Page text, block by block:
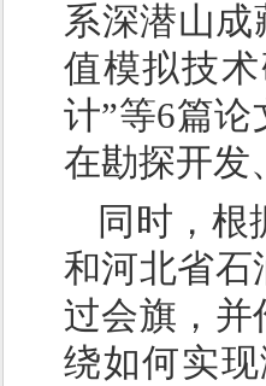
系深潜山成
值模拟技
计”等6篇
在勘探开发
同时，
和河北省石
过会旗，并
绕如何实